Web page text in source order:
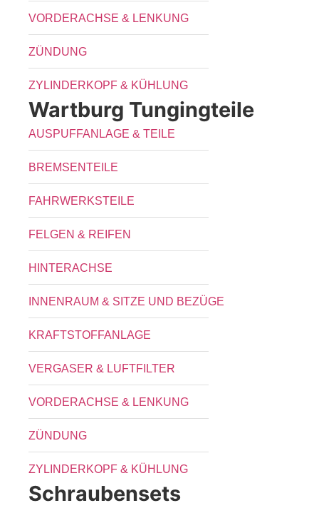
VORDERACHSE & LENKUNG
ZÜNDUNG
ZYLINDERKOPF & KÜHLUNG
Wartburg Tungingteile
AUSPUFFANLAGE & TEILE
BREMSENTEILE
FAHRWERKSTEILE
FELGEN & REIFEN
HINTERACHSE
INNENRAUM & SITZE UND BEZÜGE
KRAFTSTOFFANLAGE
VERGASER & LUFTFILTER
VORDERACHSE & LENKUNG
ZÜNDUNG
ZYLINDERKOPF & KÜHLUNG
Schraubensets